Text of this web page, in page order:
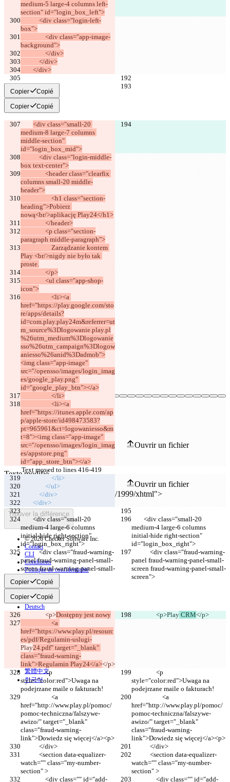
medium-5 large-4 columns left-
section" id="login_box_left">
box">
background">
                </div>
            </div>
        </div>
Copier Copié
Copier Copié
<div class="small-20
medium-8 large-7 columns
middle-section"
id="login_box_mid">
box text-center">
columns small-20 middle-
header">
heading">Pobierz
nową<br/>aplikację Play24</h1>
                </header>
paragraph middle-paragraph">
Play <br/>nigdy nie było tak
proste.
                </p>
icon">
href="https://play.google.com/sto
re/apps/details?
id=com.play.play24m&referrer=ut
m_source%3Dlogowanie.play.pl
%26utm_medium%3Dlogowanie
sso%26utm_campaign%3Dlogow
aniesso%26anid%3Dadmob">
<img class="app-image"
src="/opensso/images/login_imag
es/google_play.png"
id="google_play_btn"></a>
                    </li>
href="https://itunes.apple.com/ap
p/apple-store/id498473583?
pt=965961&ct=logowaniesso&m
t=8"><img class="app-image"
src="/opensso/images/login_imag
es/appstore.png"
id="app_store_btn"></a>
Text moved to lines 416-419
                    </li>
                </ul>
            </div>
        </div>
medium-4 large-6 columns
initial-hide right-section"
id="login_box_right">
medium-4 large-6 columns
initial-hide right-section"
id="login_box_right">
            <div class="fraud-warning-
panel fraud-warning-panel-small-
screen fraud-warning-panel-small-
screen">
panel fraud-warning-panel-small-
screen fraud-warning-panel-small-
screen">
Copier Copié
Copier Copié
                <p>
Dostępny jest nowy
                <p>
Play CRM</p>
href="https://www.play.pl/resourc
es/pdf/Regulamin-uslugi-
Play24.pdf" target="_blank"
class="fraud-warning-
link">Regulamin Play24</a></p>
                <p
style="color:red">Uwaga na
podejrzane maile o fakturach!
style="color:red">Uwaga na
podejrzane maile o fakturach!
href="http://www.play.pl/pomoc/
pomoc-techniczna/falszywe-
awizo/" target="_blank"
class="fraud-warning-
link">Dowiedz się więcej</a><p>
href="http://www.play.pl/pomoc/
pomoc-techniczna/falszywe-
awizo/" target="_blank"
class="fraud-warning-
link">Dowiedz się więcej</a><p>
            </div>
            </div>
watch="" class="my-number-
section" >
watch="" class="my-number-
section" >
Différences enregistrées
Texte d'origine
Ouvrir un fichier
Texte modifié
Ouvrir un fichier
Trouver la différence
© 2026 Checker Software Inc.
Contact
CLI
Conditions
Politique de confidentialité
iManage
English
Deutsch
हिन्दी
Italiano
日本語
Português
简体中文
繁體中文
한국어